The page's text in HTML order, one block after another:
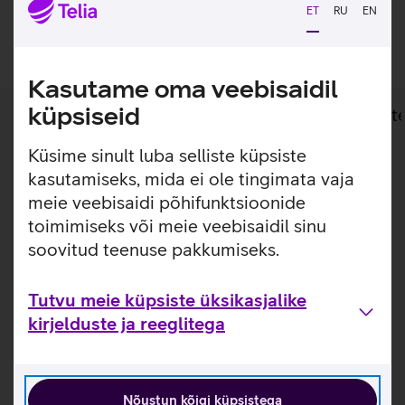
ET RU EN
Kasutame oma veebisaidil
küpsiseid
Küsime sinult luba selliste küpsiste
kasutamiseks, mida ei ole tingimata vaja
meie veebisaidi põhifunktsioonide
toimimiseks või meie veebisaidil sinu
soovitud teenuse pakkumiseks.
Tutvu meie küpsiste üksikasjalike
kirjelduste ja reeglitega
Nõustun kõigi küpsistega
Lisainfo
Lisainfo
Kaitse oma Pixel 9a telefoni kukkumiste ja kriimustuste
eest ideaalselt sobiva ümbrisega. Selle määrdumiskindel
silikoon ja mikrokiudvooder pakub vastupidavat kaitset.
Ümbris on loodud telefoni järgi, et see ei häiriks
Ümbrises on kasutatud vähemalt 40% ulatuses
töödeldud materjale.